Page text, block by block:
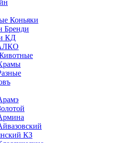
Коньяки
Бренди
КД
КЗ